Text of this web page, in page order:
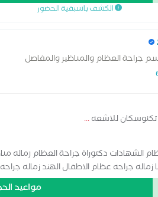
الكشف باسبقية الحضور
جراحة العظام والمناظير والمفاصل
تكنوسكان للاشعه...
بتخصص العظام الشهادات دكتوراة جراحة العظام
زماله جراحه عظام الاطفال الهند زماله
مواعيد